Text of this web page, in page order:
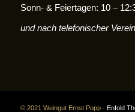
Sonn- & Feiertagen: 10 –
und nach telefonischer
© 2021 Weingut Ernst Popp - Enfold